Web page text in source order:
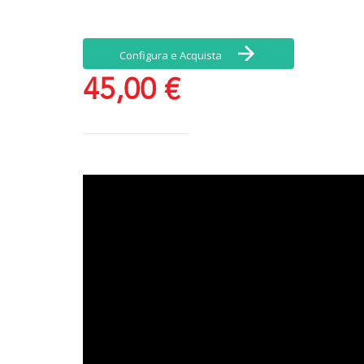
Configura e Acquista
45,00 €